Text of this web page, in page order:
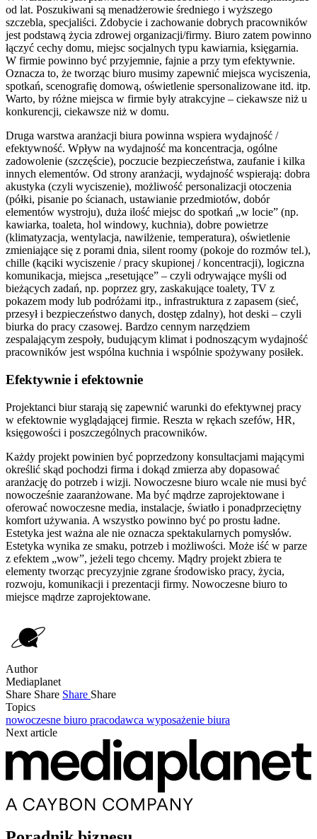
od lat. Poszukiwani są menadżerowie średniego i wyższego
szczebla, specjaliści. Zdobycie i zachowanie dobrych pracowników
jest podstawą życia zdrowej organizacji/firmy. Biuro zatem powinno
łączyć cechy domu, miejsc socjalnych typu kawiarnia, księgarnia.
W firmie powinno być przyjemnie, fajnie a przy tym efektywnie.
Oznacza to, że tworząc biuro musimy zapewnić miejsca wyciszenia,
spotkań, scenografię domową, oświetlenie spersonalizowane itd. itp.
Warto, by różne miejsca w firmie były atrakcyjne – ciekawsze niż u
konkurencji, ciekawsze niż w domu.
Druga warstwa aranżacji biura powinna wspiera wydajność /
efektywność. Wpływ na wydajność ma koncentracja, ogólne
zadowolenie (szczęście), poczucie bezpieczeństwa, zaufanie i kilka
innych elementów. Od strony aranżacji, wydajność wspierają: dobra
akustyka (czyli wyciszenie), możliwość personalizacji otoczenia
(półki, pisanie po ścianach, ustawianie przedmiotów, dobór
elementów wystroju), duża ilość miejsc do spotkań „w locie” (np.
kawiarka, toaleta, hol windowy, kuchnia), dobre powietrze
(klimatyzacja, wentylacja, nawilżenie, temperatura), oświetlenie
zmieniające się z porami dnia, silent roomy (pokoje do rozmów tel.),
chille (kąciki wyciszenie / pracy skupionej / koncentracji), logiczna
komunikacja, miejsca „resetujące” – czyli odrywające myśli od
bieżących zadań, np. poprzez gry, zaskakujące toalety, TV z
pokazem mody lub podróżami itp., infrastruktura z zapasem (sieć,
przesył i bezpieczeństwo danych, dostęp zdalny), hot deski – czyli
biurka do pracy czasowej. Bardzo cennym narzędziem
zespalającym zespoły, budującym klimat i podnoszącym wydajność
pracowników jest wspólna kuchnia i wspólnie spożywany posiłek.
Efektywnie i efektownie
Projektanci biur starają się zapewnić warunki do efektywnej pracy
w efektownie wyglądającej firmie. Reszta w rękach szefów, HR,
księgowości i poszczególnych pracowników.
Każdy projekt powinien być poprzedzony konsultacjami mającymi
określić skąd pochodzi firma i dokąd zmierza aby dopasować
aranżację do potrzeb i wizji. Nowoczesne biuro wcale nie musi być
nowocześnie zaaranżowane. Ma być mądrze zaprojektowane i
oferować nowoczesne media, instalacje, światło i ponadprzeciętny
komfort używania. A wszystko powinno być po prostu ładne.
Estetyka jest ważna ale nie oznacza spektakularnych pomysłów.
Estetyka wynika ze smaku, potrzeb i możliwości. Może iść w parze
z efektem „wow”, jeżeli tego chcemy. Mądry projekt zbiera te
elementy tworząc precyzyjnie zgrane środowisko pracy, życia,
rozwoju, komunikacji i prezentacji firmy. Nowoczesne biuro to
miejsce mądrze zaprojektowane.
Author
Mediaplanet
Share Share Share Share
Topics
nowoczesne biuro pracodawca wyposażenie biura
Next article